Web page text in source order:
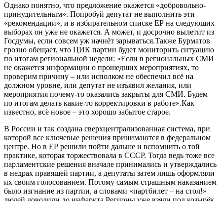
Однако понятно, что предложение окажется «добровольно-
принудительным». Попробуй депутат не выполнить эти
«рекомендации», и в избирательном списке ЕР на следующих
выборах он уже не окажется. А может, и досрочно вылетит из
Госдумы, если совсем уж начнёт зарываться.Также Бурматов
грозно обещает, что ЦИК партии будет мониторить ситуацию
по итогам региональной недели: «Если в региональных СМИ
не окажется информации о прошедших мероприятиях, то
проверим причину – или исполком не обеспечил всё на
должном уровне, или депутат не изъявил желания, или
мероприятия почему-то оказались закрыты для СМИ. Будем
по итогам делать какие-то корректировки в работе».Как
известно, всё новое – это хорошо забытое старое.
В России и так создана сверхцентрализованная система, при
которой все ключевые решения принимаются в федеральном
центре. Но в ЕР решили пойти дальше и вспомнить о той
практике, которая торжествовала в СССР. Тогда ведь тоже все
парламентские решения вначале принимались и утверждались
в недрах правящей партии, а депутаты затем лишь оформляли
их своим голосованием. Потому самым страшным наказанием
было изгнание из партии, а словами «партбилет – на стол!»